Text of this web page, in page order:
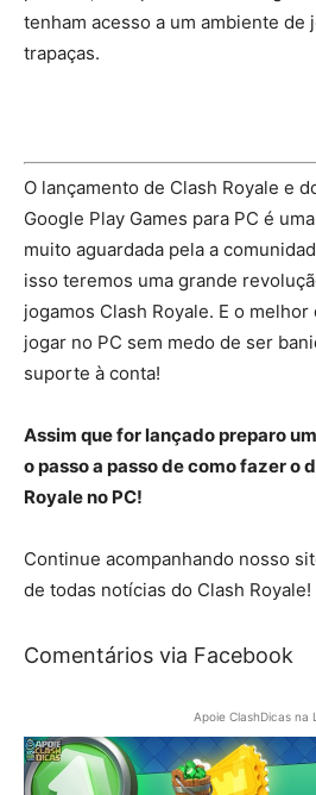
tenham acesso a um ambiente de
trapaças.
O lançamento de Clash Royale e
Google Play Games para PC é
muito aguardada pela a
isso teremos uma grande
jogamos Clash Royale. E o
jogar no PC sem medo de ser
suporte à conta!
Assim que for lançado preparo
o passo a passo de como fazer o
Royale no PC!
Continue acompanhando nosso
de todas notícias do Clash Royale!
Comentários via Facebook
Apoie ClashDicas na